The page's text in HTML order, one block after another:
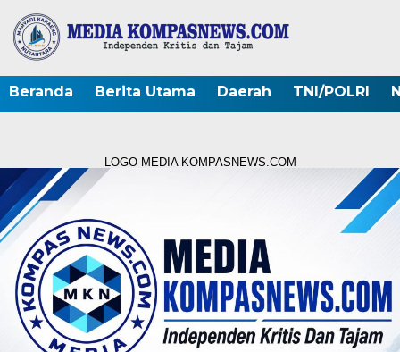
Beranda Berita Utama Daerah TNI/POLRI
LOGO MEDIA KOMPASNEWS.COM